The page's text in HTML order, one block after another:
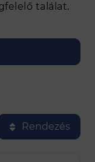
találat.
Rendezés